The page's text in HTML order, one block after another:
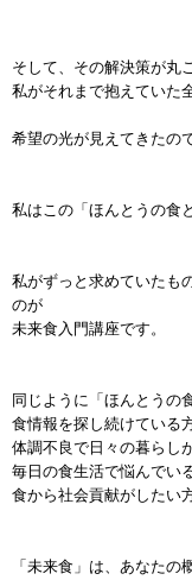
そして、その解決策が丸
私がそれまで抱えていた
希望の光が見えてきたので
私はこの「ほんとうの食
私がずっと求めていたも
のが
未来食入門講座です。
同じように「ほんとうの
食情報を探し続けている方
体調不良で日々の暮らし
毎日の食生活で悩んでいる
食から社会貢献がしたい方
「未来食」は、あなたの